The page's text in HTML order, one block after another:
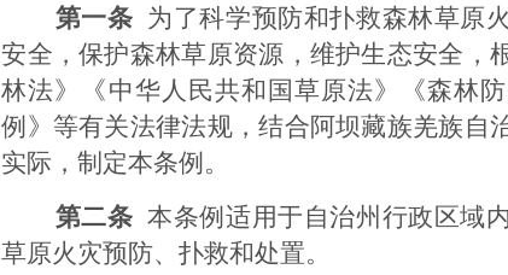
第一条 为了科学预防和扑救森林草原
安全，保护森林草原资源，维护生态安全，
林法》《中华人民共和国草原法》《森林
例》等有关法律法规，结合阿坝藏族羌族自
实际，制定本条例。
第二条 本条例适用于自治州行政区域
草原火灾预防、扑救和处置。